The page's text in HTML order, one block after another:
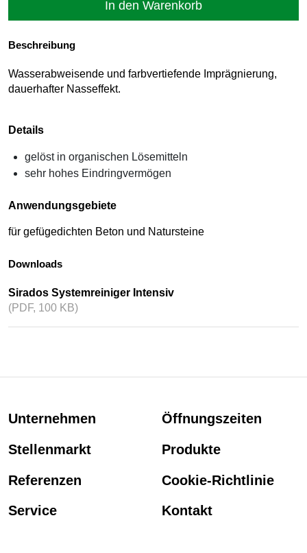
Beschreibung
Wasserabweisende und farbvertiefende Imprägnierung,
dauerhafter Nasseffekt.
Details
gelöst in organischen Lösemitteln
sehr hohes Eindringvermögen
Anwendungsgebiete
für gefügedichten Beton und Natursteine
Downloads
Sirados Systemreiniger Intensiv
(PDF, 100 KB)
Unternehmen Öffnungszeiten
Stellenmarkt Produkte
Referenzen Cookie-Richtlinie
Service Kontakt